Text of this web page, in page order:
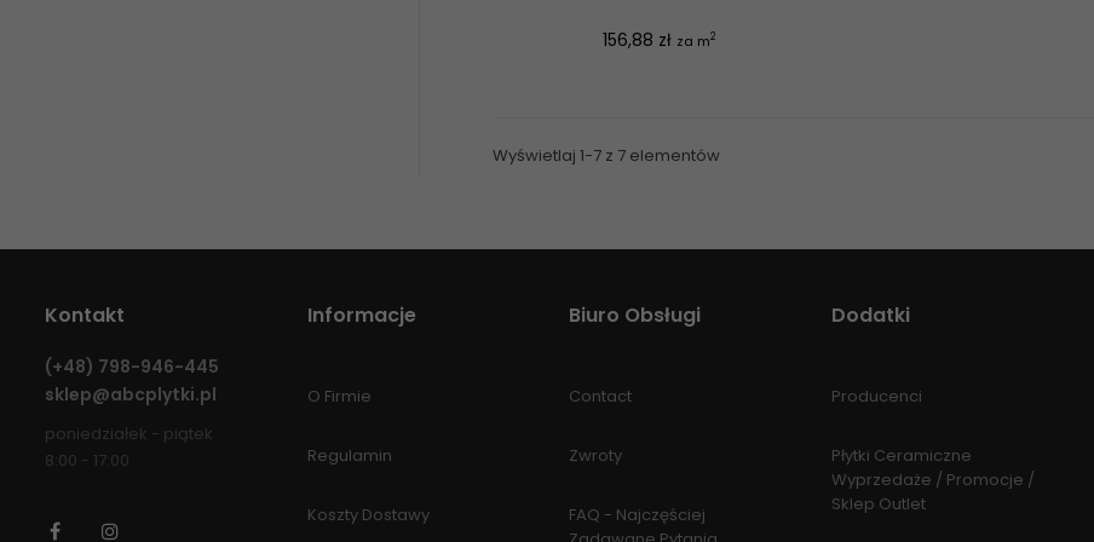
Cena
156,88 zł za m2
Wyświetlaj 1-7 z 7 elementów
Kontakt
(+48) 798-946-445
sklep@abcplytki.pl
poniedziałek - piątek
8:00 - 17:00
Facebook
Informacje
O Firmie
Regulamin
Koszty Dostawy
Biuro Obsługi
Contact
Zwroty
FAQ - Najczęściej
Dodatki
Producenci
Płytki Ceramiczne
Wyprzedaże / Promocje /
Sklep Outlet